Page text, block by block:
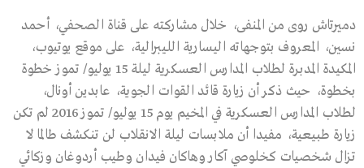
دميرتاش روى من المنفى، خلال مشاركته على قناة الصحفي، أحمد
نسين، المعروف بتوجهاته اليسارية الليبرالية، على موقع يوتيوب،
المكيدة المدبرة لطلاب المدارس العسكرية ليلة 15 يوليو/ تموز خطوة
بخطوة، حيث ذكر أن زيارة قائد القوات الجوية، عابدين أونال،
لطلاب المدارس العسكرية في المخيم يوم 15 يوليو/ تموز 2016 لم تكن
زيارة طبيعية، مفيدا أن ملابسات ليلة الانقلاب لن تنكشف طالما لا
تزال شخصيات كخلوصي آكار وهاكان فيدان وطيب أردوغان وزكائي